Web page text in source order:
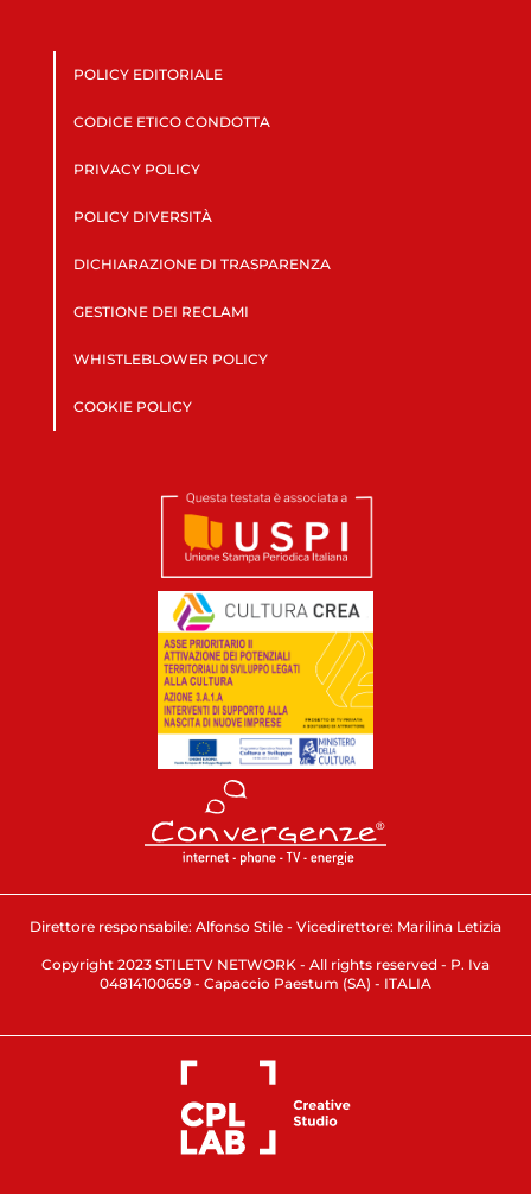
POLICY EDITORIALE
CODICE ETICO CONDOTTA
PRIVACY POLICY
POLICY DIVERSITÀ
DICHIARAZIONE DI TRASPARENZA
GESTIONE DEI RECLAMI
WHISTLEBLOWER POLICY
COOKIE POLICY
Direttore responsabile: Alfonso Stile - Vicedirettore: Marilina Letizia
Copyright 2023 STILETV NETWORK - All rights reserved - P. Iva
04814100659 - Capaccio Paestum (SA) - ITALIA